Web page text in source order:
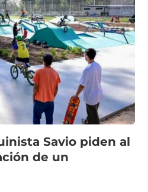
Savio piden al
de un